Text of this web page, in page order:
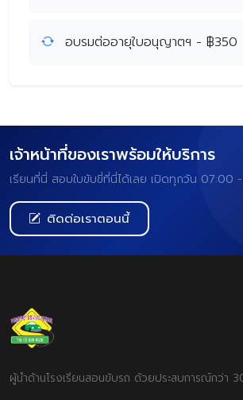
อบรมต่ออายุใบอนุญาตฯ - ฿350
เจ้าหน้าที่ของเราพร้อมให้บริการ
เรียนที่นี่ สอบใบขับขี่ที่นี่ได้เลย เปิดทุกวัน 07:00
ติดต่อเราตอนนี้
ผู้นำด้านโรงเรียนสอนขับรถ ด้วยประสบการณ์กว่า